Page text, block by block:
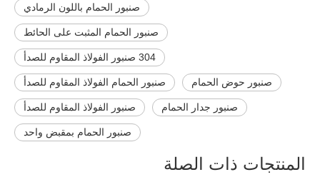
صنبور الحمام باللون الرمادي
صنبور الحمام المثبت على الحائط
304 صنبور الفولاذ المقاوم للصدأ
صنبور الحمام الفولاذ المقاوم للصدأ صنبور حوض الحمام
صنبور الفولاذ المقاوم للصدأ صنبور جدار الحمام
صنبور الحمام بمقبض واحد
المنتجات ذات الصلة